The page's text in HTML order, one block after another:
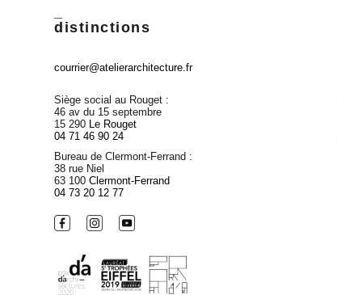
distinctions
courrier@atelierarchitecture.fr
Siège social au Rouget :
46 av du 15 septembre
15 290 Le Rouget
04 71 46 90 24
Bureau de Clermont-Ferrand :
38 rue Niel
63 100Clermont-Ferrand
04 73 20 12 77